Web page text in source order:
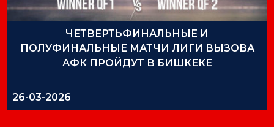
ЧЕТВЕРТЬФИНАЛЬНЫЕ И
ПОЛУФИНАЛЬНЫЕ МАТЧИ ЛИГИ ВЫЗОВА
АФК ПРОЙДУТ В БИШКЕКЕ
26-03-2026